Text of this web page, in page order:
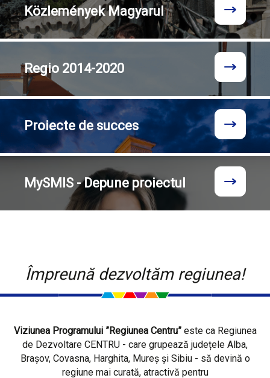
KözleményekMagyarul
Regio 2014-2020
Proiecte de succes
MySMIS - Depune proiectul
Împreună dezvoltăm regiunea!
Viziunea Programului ”Regiunea Centru”este ca Regiunea
de Dezvoltare CENTRU - care grupează județele Alba,
Brașov, Covasna, Harghita, Mureș și Sibiu - să devină o
regiune mai curată, atractivă pentru